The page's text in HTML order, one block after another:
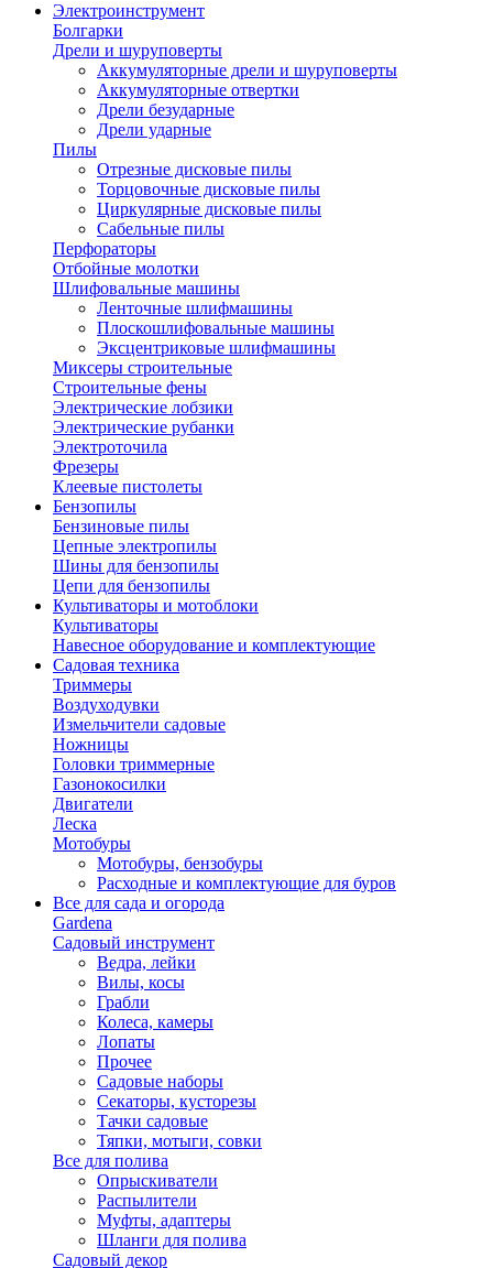
Электроинструмент
Болгарки
Дрели и шуруповерты
Аккумуляторные дрели и шуруповерты
Аккумуляторные отвертки
Дрели безударные
Дрели ударные
Пилы
Отрезные дисковые пилы
Торцовочные дисковые пилы
Циркулярные дисковые пилы
Сабельные пилы
Перфораторы
Отбойные молотки
Шлифовальные машины
Ленточные шлифмашины
Плоскошлифовальные машины
Эксцентриковые шлифмашины
Миксеры строительные
Строительные фены
Электрические лобзики
Электрические рубанки
Электроточила
Фрезеры
Клеевые пистолеты
Бензопилы
Бензиновые пилы
Цепные электропилы
Шины для бензопилы
Цепи для бензопилы
Культиваторы и мотоблоки
Культиваторы
Навесное оборудование и комплектующие
Садовая техника
Триммеры
Воздуходувки
Измельчители садовые
Ножницы
Головки триммерные
Газонокосилки
Двигатели
Леска
Мотобуры
Мотобуры, бензобуры
Расходные и комплектующие для буров
Все для сада и огорода
Gardena
Садовый инструмент
Ведра, лейки
Вилы, косы
Грабли
Колеса, камеры
Лопаты
Прочее
Садовые наборы
Секаторы, кусторезы
Тачки садовые
Тяпки, мотыги, совки
Все для полива
Опрыскиватели
Распылители
Муфты, адаптеры
Шланги для полива
Садовый декор